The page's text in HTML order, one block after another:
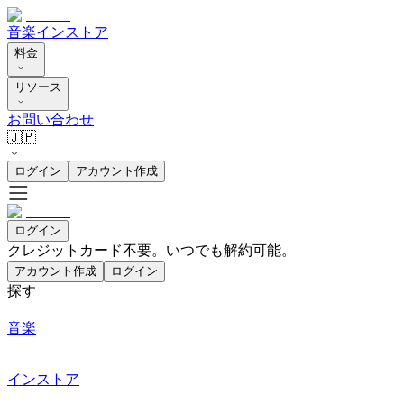
音楽インストア
料金
リソース
お問い合わせ
🇯🇵
ログイン アカウント作成
ログイン
クレジットカード不要。いつでも解約可能。
アカウント作成 ログイン
探す
音楽
インストア